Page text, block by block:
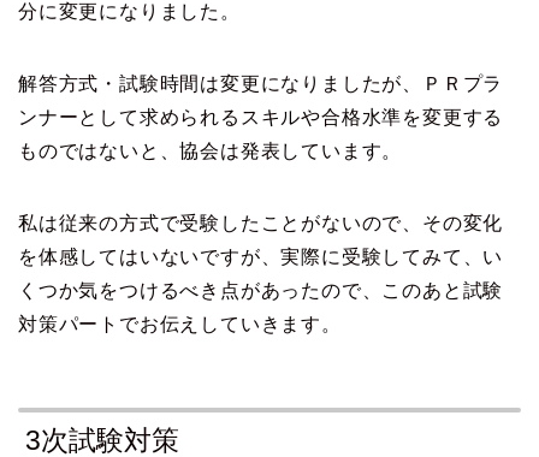
分に変更になりました。
解答方式・試験時間は変更になりましたが、ＰＲプラ
ンナーとして求められるスキルや合格水準を変更する
ものではないと、協会は発表しています。
私は従来の方式で受験したことがないので、その変化
を体感してはいないですが、実際に受験してみて、い
くつか気をつけるべき点があったので、このあと試験
対策パートでお伝えしていきます。
3次試験対策